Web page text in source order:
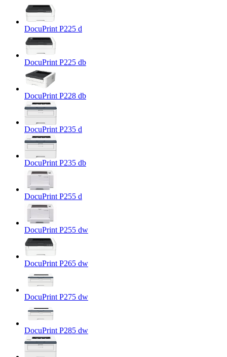
DocuPrint P225 d
DocuPrint P225 db
DocuPrint P228 db
DocuPrint P235 d
DocuPrint P235 db
DocuPrint P255 d
DocuPrint P255 dw
DocuPrint P265 dw
DocuPrint P275 dw
DocuPrint P285 dw